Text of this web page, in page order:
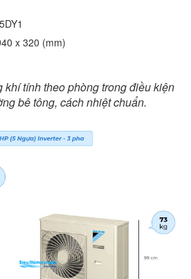
x 320 (mm)
tính theo phòng trong điều kiện
bê tông, cách nhiệt chuẩn.